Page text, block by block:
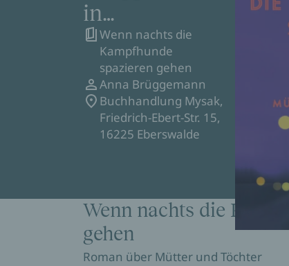
in
Eberswalde
Wenn nachts die
Kampfhunde
spazieren gehen
Anna Brüggemann
Buchhandlung Mysak,
Friedrich-Ebert-Str. 15,
16225 Eberswalde
Wenn nachts die
gehen
Roman über Mütter und Töchter